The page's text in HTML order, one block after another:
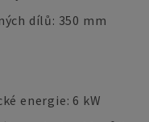
dílů: 350 mm
energie: 6 kW